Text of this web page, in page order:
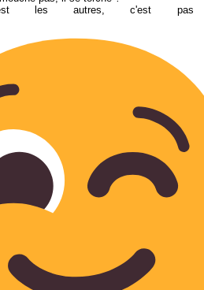
les autres, c'est pas